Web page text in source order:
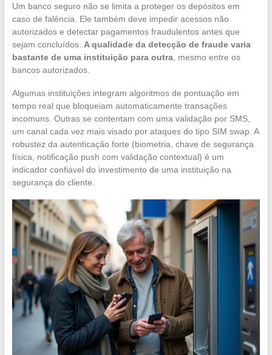
Um banco seguro não se limita a proteger os depósitos em
caso de falência. Ele também deve impedir acessos não
autorizados e detectar pagamentos fraudulentos antes que
sejam concluídos. A qualidade da detecção de fraude varia
bastante de uma instituição para outra, mesmo entre os
bancos autorizados.
Algumas instituições integram algoritmos de pontuação em
tempo real que bloqueiam automaticamente transações
incomuns. Outras se contentam com uma validação por SMS,
um canal cada vez mais visado por ataques do tipo SIM swap. A
robustez da autenticação forte (biometria, chave de segurança
física, notificação push com validação contextual) é um
indicador confiável do investimento de uma instituição na
segurança do cliente.